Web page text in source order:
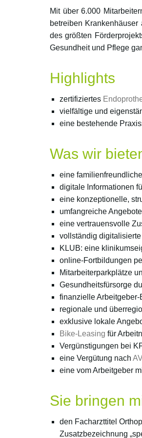
Mit über 6.000
betreiben
des größten
Gesundheit und Pflege
Highlights
zertifiziertes
vielfältige und
eine bestehende
Was wir
eine
digitale Informationen
eine konzeptionelle,
umfangreiche
eine vertrauensvolle
vollständig
KLUB: eine
online-Fortbildungen
Mitarbeiterparkplätze
Gesundheitsfürsorge
finanzielle
regionale und
exklusive lokale
Bike-Leasing für
Vergünstigungen bei
eine Vergütung nach
eine vom Arbeitgeber
Sie bringen
den Facharzttitel
Zusatzbezeichnung